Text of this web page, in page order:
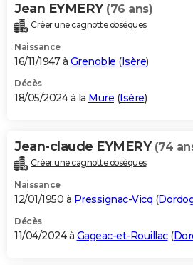
Jean EYMERY (76 ans)
Créer une cagnotte obsèques
Naissance
16/11/1947 à Grenoble (Isère)
Décès
18/05/2024 à la Mure (Isère)
Jean-claude EYMERY (74
Créer une cagnotte obsèques
Naissance
12/01/1950 à Pressignac-Vicq (
Décès
11/04/2024 à Gageac-et-Rouillac(